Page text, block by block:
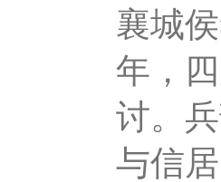
襄城
年，
讨。
与信